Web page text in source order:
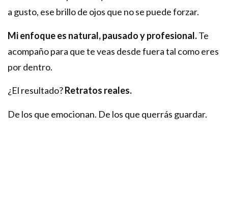
a gusto, ese brillo de ojos que no se puede forzar.
Mi enfoque es natural, pausado y profesional.Te
acompaño para que te veas desde fuera tal como eres
por dentro.
¿El resultado?Retratos reales.
De los que emocionan. De los que querrás guardar.